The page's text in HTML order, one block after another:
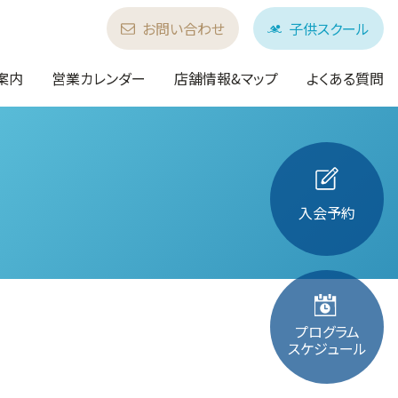
内 営業カレンダー 店舗情報&マップ よくある質問
お問い合わせ 子供スクール
入会予約
プログラム
スケジュール